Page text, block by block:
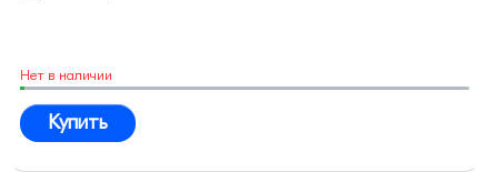
Нет в наличии
Купить